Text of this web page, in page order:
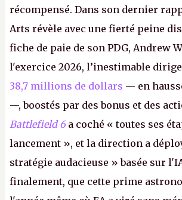
récompensé. Dans son dernier
Arts révèle avec une fierté peine
fiche de paie de son PDG, Andrew
l'exercice 2026, l’inestimable
38,7 millions de dollars — en
—, boostés par des bonus et des
Battlefield 6 a coché « toutes ses
lancement », et la direction a
stratégie audacieuse » basée sur
finalement, que cette prime